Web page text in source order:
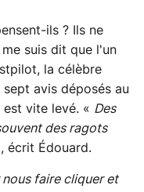
ils ? Ils ne
suis dit que l'un
la célèbre
avis déposés au
est vite levé. « Des
des ragots
écrit Édouard.
faire cliquer et